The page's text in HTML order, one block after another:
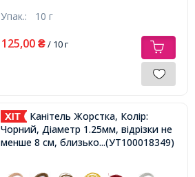
Упак.: 10 г
125,00 ₴/ 10 г
Канітель Жорстка, Колір:
Чорний, Діаметр 1.25мм, відрізки не
менше 8 см, близько 165см / 10г,
...(УТ100018349)